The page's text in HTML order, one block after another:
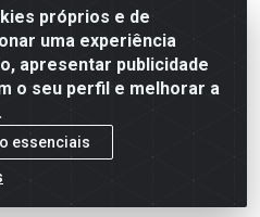
próprios e de
uma experiência
apresentar publicidade
o seu perfil e melhorar a
essenciais
do Matoso, 132 - Praça da
- CEP 20.270-135 - CNPJ
0001-25
descontos, preços e
entrega expostos aqui são
via internet. Preços e
sem aviso prévio.